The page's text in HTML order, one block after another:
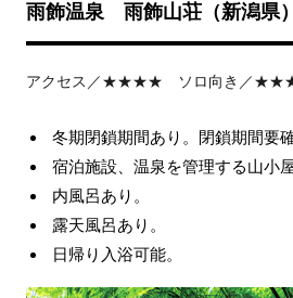
雨飾温泉 雨飾山荘（新潟県）
アクセス／★★★★ ソロ向き／
冬期閉鎖期間あり。閉鎖期間要確
宿泊施設、温泉を管理する山小
内風呂あり。
露天風呂あり。
日帰り入浴可能。